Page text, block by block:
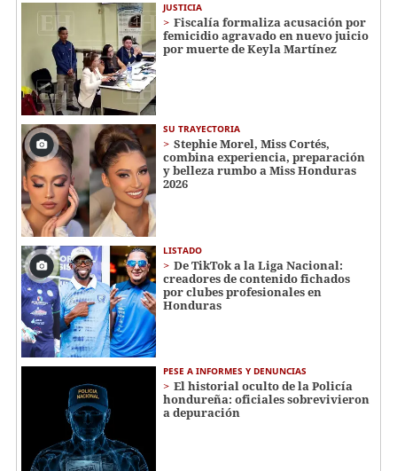
JUSTICIA
Fiscalía formaliza acusación por
femicidio agravado en nuevo juicio
por muerte de Keyla Martínez
SU TRAYECTORIA
Stephie Morel, Miss Cortés,
combina experiencia, preparación
y belleza rumbo a Miss Honduras
2026
LISTADO
De TikTok a la Liga Nacional:
creadores de contenido fichados
por clubes profesionales en
Honduras
PESE A INFORMES Y DENUNCIAS
El historial oculto de la Policía
hondureña: oficiales sobrevivieron
a depuración